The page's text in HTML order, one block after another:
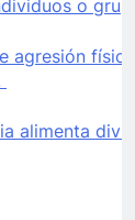
o
agresión
alimenta